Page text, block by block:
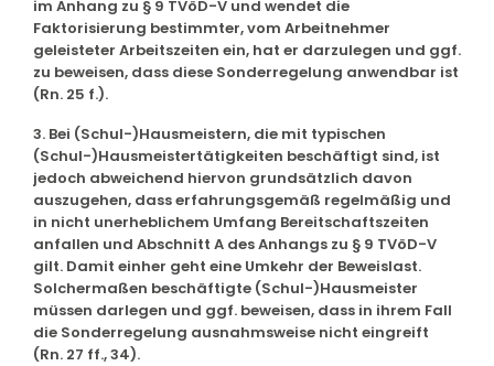
im Anhang zu § 9 TVöD-V und wendet die
Faktorisierung bestimmter, vom Arbeitnehmer
geleisteter Arbeitszeiten ein, hat er darzulegen und ggf.
zu beweisen, dass diese Sonderregelung anwendbar ist
(Rn. 25 f.).
3. Bei (Schul-)Hausmeistern, die mit typischen
(Schul-)Hausmeistertätigkeiten beschäftigt sind, ist
jedoch abweichend hiervon grundsätzlich davon
auszugehen, dass erfahrungsgemäß regelmäßig und
in nicht unerheblichem Umfang Bereitschaftszeiten
anfallen und Abschnitt A des Anhangs zu § 9 TVöD-V
gilt. Damit einher geht eine Umkehr der Beweislast.
Solchermaßen beschäftigte (Schul-)Hausmeister
müssen darlegen und ggf. beweisen, dass in ihrem Fall
die Sonderregelung ausnahmsweise nicht eingreift
(Rn. 27 ff., 34).